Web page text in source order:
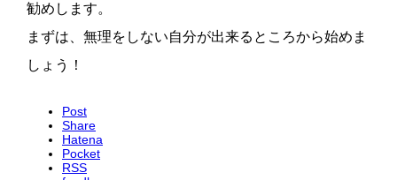
勧めします。
まずは、無理をしない自分が出来るところから始めま
しょう！
Post
Share
Hatena
Pocket
RSS